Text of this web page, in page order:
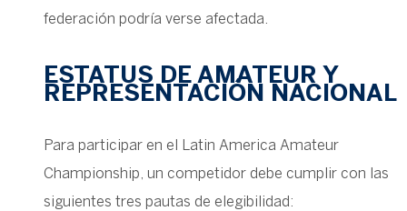
federación podría verse afectada.
ESTATUS DE AMATEUR Y
REPRESENTACIÓN NACIONAL
Para participar en el Latin America Amateur
Championship, un competidor debe cumplir con las
siguientes tres pautas de elegibilidad: